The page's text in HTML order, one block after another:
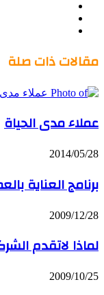
مقالات ذات صلة
عملاء مدى الحياة
2014/05/28
برنامج العناية
2009/12/28
لماذا لاتقدم
2009/10/25